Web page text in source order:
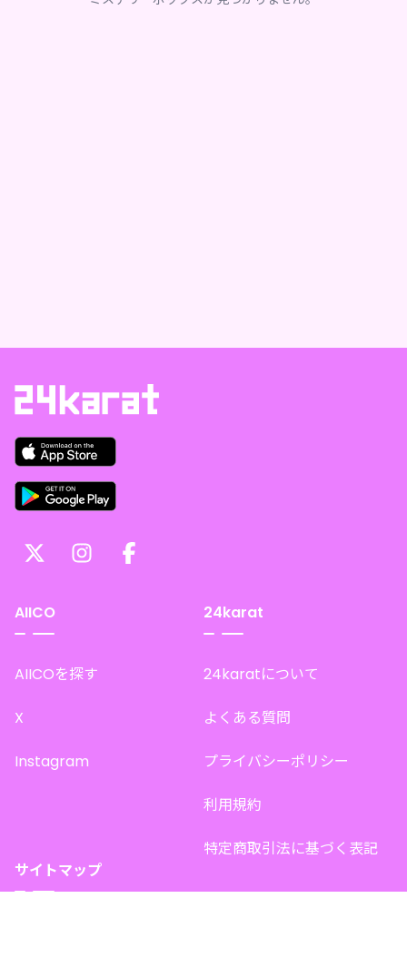
AIICO
AIICOを探す
X
Instagram
24karat
24karatについて
よくある質問
プライバシーポリシー
利用規約
特定商取引法に基づく表記
サイトマップ